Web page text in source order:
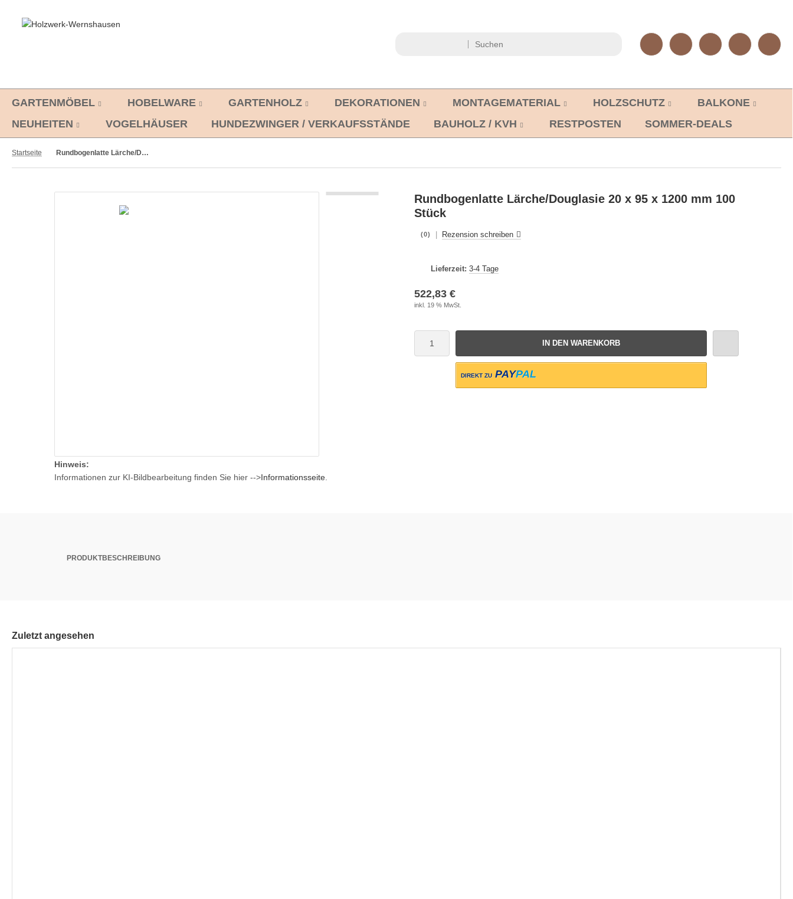
GARTENMÖBEL HOBELWARE GARTENHOLZ DEKORATIONEN MONTAGEMATERIAL HOLZSCHUTZ
BALKONE
NEUHEITEN
VOGELHÄUSER HUNDEZWINGER / VERKAUFSSTÄNDE BAUHOLZ / KVH RESTPOSTEN SOMMER-DEALS
Startseite Rundbogenlatte Lärche/Douglasie 20 x 95 x 1200 mm 100 Stück
Rundbogenlatte Lärche/Douglasie 20 x 95 x 1200 mm 100
Stück
(0) Rezension schreiben
Hinweis:
Informationen zur KI-Bildbearbeitung finden Sie hier -->Informationsseite
Lieferzeit: 3-4 Tage
522,83 €
inkl. 19 % MwSt.
IN DEN WARENKORB
DIREKT ZU PAYPAL
PRODUKTBESCHREIBUNG
Zuletzt angesehen